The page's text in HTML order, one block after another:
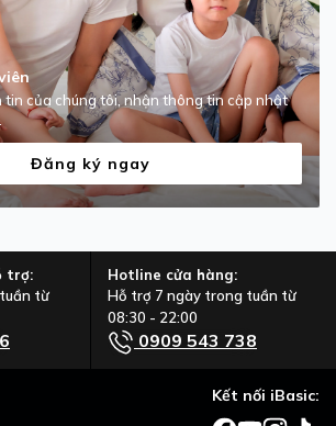
sợi Polyester thấm hút dệt với công
mại co giãn, không kích ứng da, bề mặt
Xám, Đen.
Polyester, 6% Spandex.
của chúng tôi, nhận thông tin cập nhật
Đăng ký ngay
trợ:
từ
Hotline cửa hàng:
Hỗ trợ 7 ngày trong tuần từ
08:30 - 22:00
0909 543 738
Kết nối iBasic: